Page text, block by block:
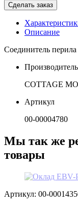
Сделать заказ
Описание
Соединитель
Производитель
COTTAGE
Артикул
00-00004780
Мы так же
товары
Артикул: 00-